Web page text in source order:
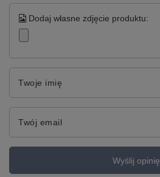
Dodaj własne zdjęcie produktu:
Twoje imię
Twój email
Wyślij opinię